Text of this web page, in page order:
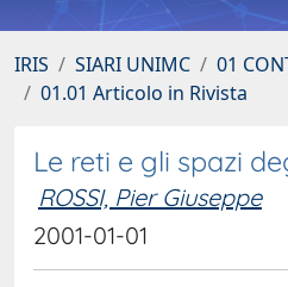
IRIS SIARI UNIMC
01
01.01 Articolo in Rivista
Le reti e gli spazi
ROSSI, Pier Giuseppe
2001-01-01